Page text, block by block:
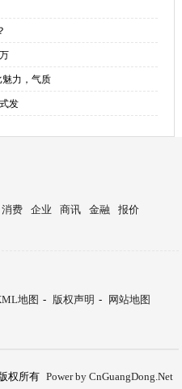
力，气质
发
消费 企业 商讯 金融
报价
地图 - 版权声明 -
网站地图
权所有 Power by CnGuangDong.Net